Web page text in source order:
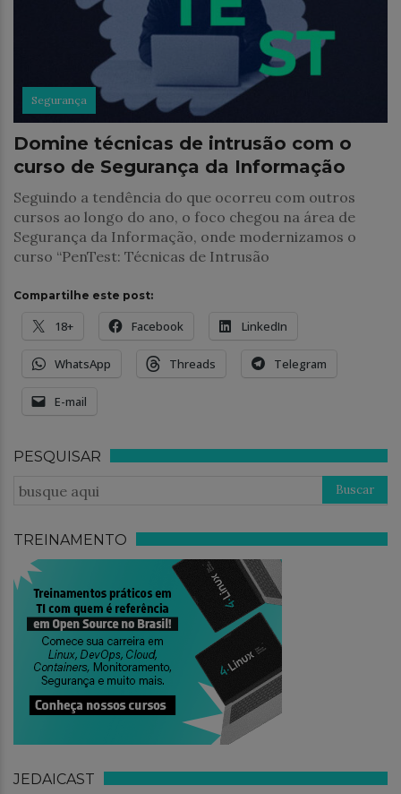
Segurança
Domine técnicas de intrusão com o
curso de Segurança da Informação
Seguindo a tendência do que ocorreu com outros
cursos ao longo do ano, o foco chegou na área de
Segurança da Informação, onde modernizamos o
curso “PenTest: Técnicas de Intrusão
Compartilhe este post:
18+ Facebook LinkedIn
WhatsApp Threads Telegram
E-mail
PESQUISAR
TREINAMENTO
JEDAICAST